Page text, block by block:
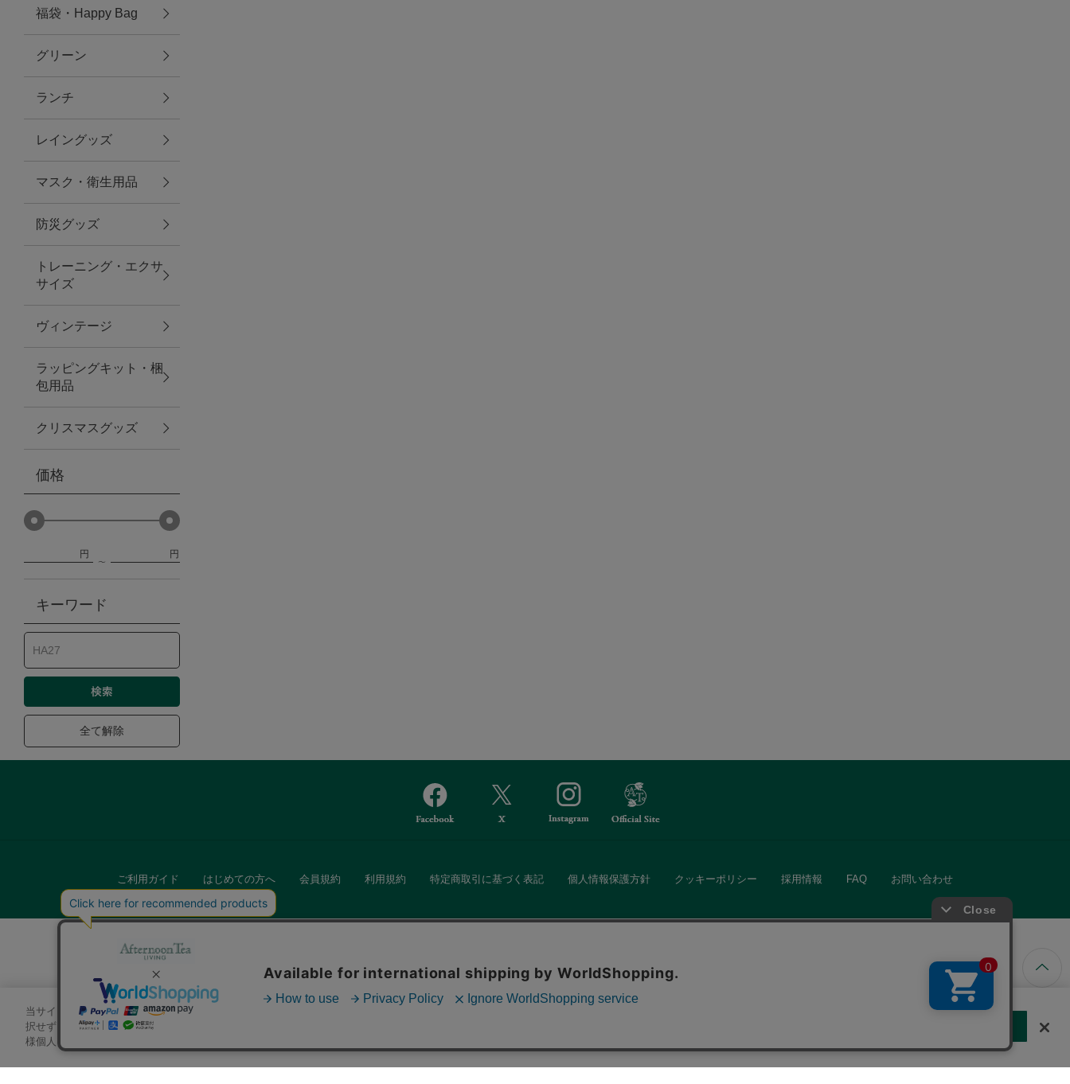
レイングッズ
アクセサリー
ファッション雑貨
ファッショングッズ
スマホケース・アクセサリー
ポーチ
ステーショナリー
その他
紅茶・フード
防災グッズ・非常食
トレーニング
ヴィンテージ
福袋・Happy Bag
グリーン
ランチ
レイングッズ
マスク・衛生用品
防災グッズ
トレーニング・エクサ
サイズ
ヴィンテージ
ラッピングキット・梱
包用品
クリスマスグッズ
価格
円 円
キーワード
全て解除
ご利用ガイド はじめての方へ 会員規約 利用規約 特定商取引に基づく表記 個人情報保護方針 クッキーポリシー 採用情報 FAQ お問い合わせ
当サイトでは、サイトの利便性向上のためにクッキーを使用いたします。ボタンから同意の可否を選択してください。選
択せずにページを移動した場合、クッキーの使用に同意したことになります。クッキーを通じて収集する情報には「お客
様個人を特定できる情報」は一切含まれておりません。詳細は